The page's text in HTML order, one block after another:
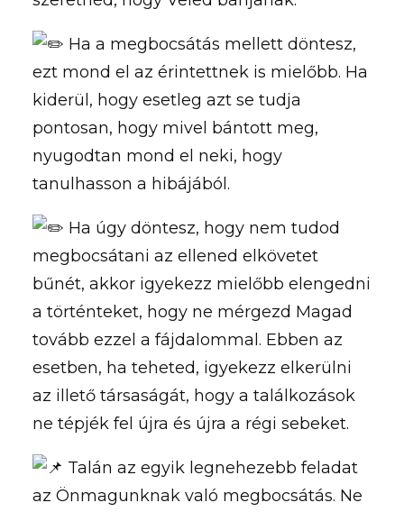
Ha a megbocsátás mellett döntesz,
ezt mond el az érintettnek is mielőbb. Ha
kiderül, hogy esetleg azt se tudja
pontosan, hogy mivel bántott meg,
nyugodtan mond el neki, hogy
tanulhasson a hibájából.
Ha úgy döntesz, hogy nem tudod
megbocsátani az ellened elkövetet
bűnét, akkor igyekezz mielőbb elengedni
a történteket, hogy ne mérgezd Magad
tovább ezzel a fájdalommal. Ebben az
esetben, ha teheted, igyekezz elkerülni
az illető társaságát, hogy a találkozások
ne tépjék fel újra és újra a régi sebeket.
Talán az egyik legnehezebb feladat
az Önmagunknak való megbocsátás. Ne